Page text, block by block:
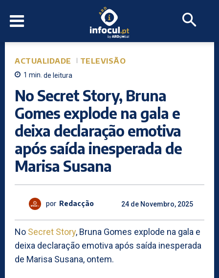
ACTUALIDADE TELEVISÃO
1 min. de leitura
No Secret Story, Bruna
Gomes explode na gala e
deixa declaração emotiva
após saída inesperada de
Marisa Susana
por Redacção 24 de Novembro, 2025
No Secret Story, Bruna Gomes explode na gala e
deixa declaração emotiva após saída inesperada
de Marisa Susana, ontem.